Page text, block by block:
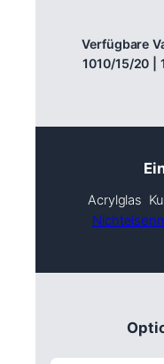
Verfügbare
1010/15/20 |
Acrylglas